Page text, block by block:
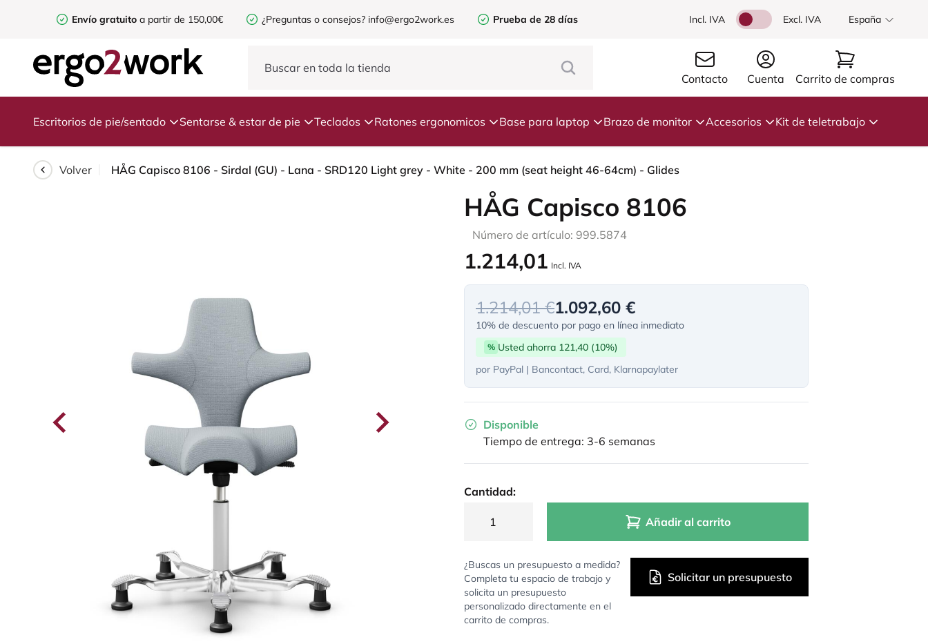
Envío gratuito a partir de 150,00€ ¿Preguntas o consejos? info@ergo2work.es Prueba de 28 días Incl. IVA Excl. IVA España
Contacto Cuenta Carrito de compras
Escritorios de pie/sentado Sentarse & estar de pie Teclados Ratones ergonomicos Base para laptop Brazo de monitor Accesorios Kit de teletrabajo
Volver HÅG Capisco 8106 - Sirdal (GU) - Lana - SRD120 Light grey - White - 200 mm (seat height 46-64cm) - Glides
HÅG Capisco 8106
Número de artículo: 999.5874
1.214,01 Incl. IVA
1.214,01 €1.092,60 €
10% de descuento por pago en línea inmediato
% Usted ahorra 121,40 (10%)
por PayPal | Bancontact, Card, Klarnapaylater
Disponible
Tiempo de entrega: 3-6 semanas
Cantidad:
Añadir al carrito
¿Buscas un presupuesto a medida?
Completa tu espacio de trabajo y
solicita un presupuesto
personalizado directamente en el
carrito de compras.
Solicitar un presupuesto